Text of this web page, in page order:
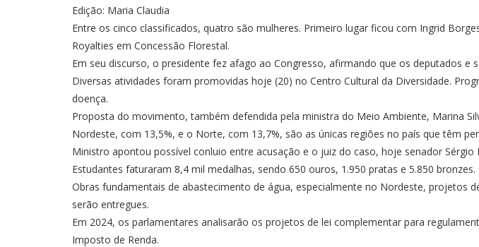
Edição: Maria Claudia
Entre os cinco classificados, quatro são mulheres. Primeiro lugar ficou com Ingrid
Royalties em Concessão Florestal.
Em seu discurso, o presidente fez afago ao Congresso, afirmando que os deputados e
Diversas atividades foram promovidas hoje (20) no Centro Cultural da Diversidade.
doença.
Proposta do movimento, também defendida pela ministra do Meio Ambiente, Marina
Nordeste, com 13,5%, e o Norte, com 13,7%, são as únicas regiões no país que têm
Ministro apontou possível conluio entre acusação e o juiz do caso, hoje senador Sérgio
Estudantes faturaram 8,4 mil medalhas, sendo 650 ouros, 1.950 pratas e 5.850
Obras fundamentais de abastecimento de água, especialmente no Nordeste, projetos
serão entregues.
Em 2024, os parlamentares analisarão os projetos de lei complementar para
Imposto de Renda.